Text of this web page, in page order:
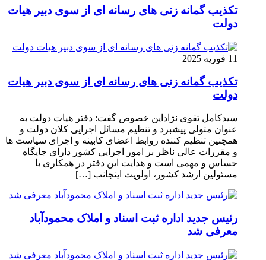
تکذیب گمانه زنی های رسانه ای از سوی دبیر هیات
دولت
11 فوریه 2025
تکذیب گمانه زنی های رسانه ای از سوی دبیر هیات
دولت
سیدکامل تقوی نژاداین خصوص گفت: دفتر هیات دولت به
عنوان متولی پیشبرد و تنظیم مسائل اجرایی کلان دولت و
همچنین تنظیم کننده روابط اعضای کابینه و اجرای سیاست ها
و مقررات عالی ناظر بر امور اجرایی کشور دارای جایگاه
حساس و مهمی است و هدایت این دفتر در همکاری با
مسئولین ارشد کشور، اولویت اینجانب […]
رئیس جدید اداره ثبت اسناد و املاک محمودآباد
معرفی شد